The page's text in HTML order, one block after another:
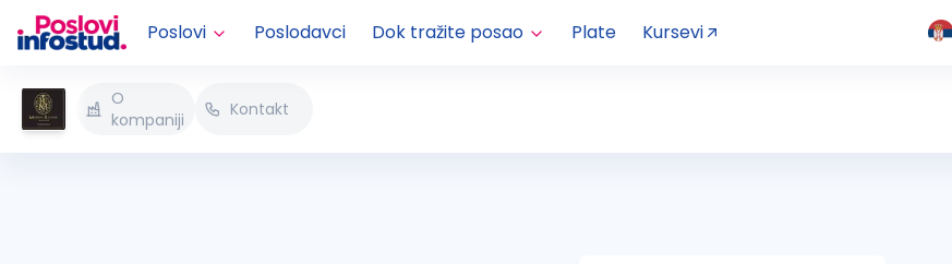
Poslovi Poslodavci Dok tražite posao Plate Kursevi
O
kompaniji
Kontakt